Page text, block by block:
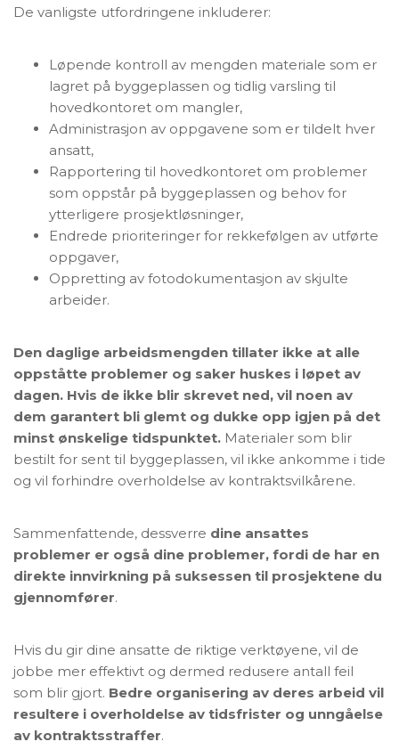
De vanligste utfordringene inkluderer:
Løpende kontroll av mengden materiale som er
lagret på byggeplassen og tidlig varsling til
hovedkontoret om mangler,
Administrasjon av oppgavene som er tildelt hver
ansatt,
Rapportering til hovedkontoret om problemer
som oppstår på byggeplassen og behov for
ytterligere prosjektløsninger,
Endrede prioriteringer for rekkefølgen av utførte
oppgaver,
Oppretting av fotodokumentasjon av skjulte
arbeider.
Den daglige arbeidsmengden tillater ikke at alle
oppståtte problemer og saker huskes i løpet av
dagen. Hvis de ikke blir skrevet ned, vil noen av
dem garantert bli glemt og dukke opp igjen på det
minst ønskelige tidspunktet. Materialer som blir
bestilt for sent til byggeplassen, vil ikke ankomme i tide
og vil forhindre overholdelse av kontraktsvilkårene.
Sammenfattende, dessverre dine ansattes
problemer er også dine problemer, fordi de har en
direkte innvirkning på suksessen til prosjektene du
gjennomfører.
Hvis du gir dine ansatte de riktige verktøyene, vil de
jobbe mer effektivt og dermed redusere antall feil
som blir gjort. Bedre organisering av deres arbeid vil
resultere i overholdelse av tidsfrister og unngåelse
av kontraktsstraffer.